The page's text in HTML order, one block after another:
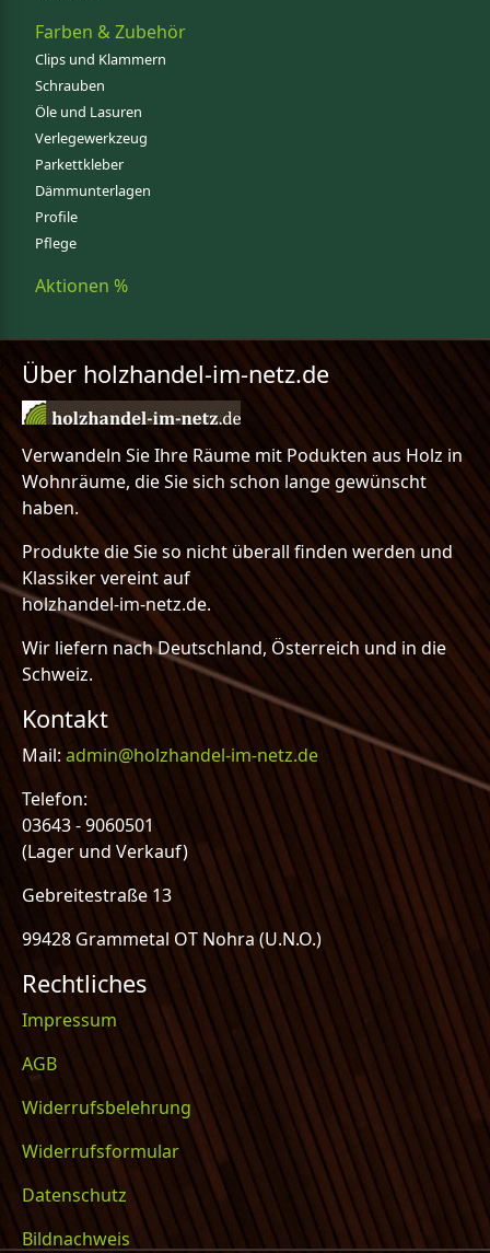
Farben & Zubehör
Clips und Klammern
Schrauben
Öle und Lasuren
Verlegewerkzeug
Parkettkleber
Dämmunterlagen
Profile
Pflege
Aktionen %
Über holzhandel-im-netz.de
Verwandeln Sie Ihre Räume mit Podukten aus Holz in
Wohnräume, die Sie sich schon lange gewünscht
haben.
Produkte die Sie so nicht überall finden werden und
Klassiker vereint auf
holzhandel-im-netz.de.
Wir liefern nach Deutschland, Österreich und in die
Schweiz.
Kontakt
Mail: admin@holzhandel-im-netz.de
Telefon:
03643 - 9060501
(Lager und Verkauf)
Gebreitestraße 13
99428 Grammetal OT Nohra (U.N.O.)
Rechtliches
Impressum
AGB
Widerrufsbelehrung
Widerrufsformular
Datenschutz
Bildnachweis